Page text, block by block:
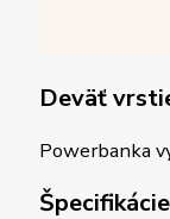
Deväť
Powerbanka